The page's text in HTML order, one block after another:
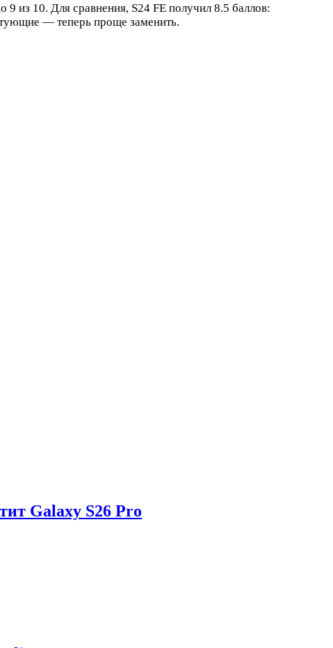
9 из 10. Для сравнения, S24 FE получил 8.5 баллов:
— теперь проще заменить.
Galaxy S26 Pro